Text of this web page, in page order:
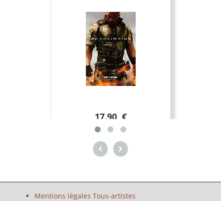
17.90 €
Mentions légales Tous-artistes